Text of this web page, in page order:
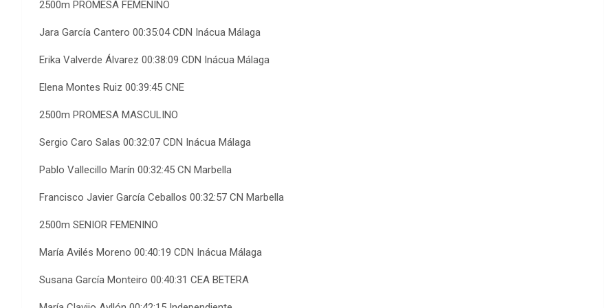
2500m PROMESA FEMENINO
Jara García Cantero 00:35:04 CDN Inácua Málaga
Erika Valverde Álvarez 00:38:09 CDN Inácua Málaga
Elena Montes Ruiz 00:39:45 CNE
2500m PROMESA MASCULINO
Sergio Caro Salas 00:32:07 CDN Inácua Málaga
Pablo Vallecillo Marín 00:32:45 CN Marbella
Francisco Javier García Ceballos 00:32:57 CN Marbella
2500m SENIOR FEMENINO
María Avilés Moreno 00:40:19 CDN Inácua Málaga
Susana García Monteiro 00:40:31 CEA BETERA